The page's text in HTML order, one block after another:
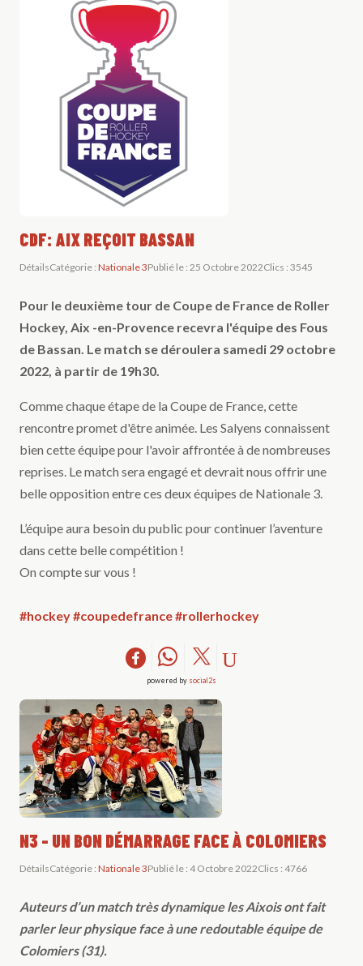
CDF: AIX REÇOIT BASSAN
DétailsCatégorie : Nationale 3Publié le : 25 Octobre 2022Clics : 3545
Pour le deuxième tour de Coupe de France de Roller
Hockey, Aix -en-Provence recevra l'équipe des Fous
de Bassan. Le match se déroulera samedi 29 octobre
2022, à partir de 19h30.
Comme chaque étape de la Coupe de France, cette
rencontre promet d'être animée. Les Salyens connaissent
bien cette équipe pour l'avoir affrontée à de nombreuses
reprises. Le match sera engagé et devrait nous offrir une
belle opposition entre ces deux équipes de Nationale 3.
L’équipe aura besoin du public pour continuer l’aventure
dans cette belle compétition !
On compte sur vous !
#hockey#coupedefrance#rollerhockey
powered by social2s
N3 - UN BON DÉMARRAGE FACE À COLOMIERS
DétailsCatégorie : Nationale 3Publié le : 4 Octobre 2022Clics : 4766
Auteurs d’un match très dynamique les Aixois ont fait
parler leur physique face à une redoutable équipe de
Colomiers (31).